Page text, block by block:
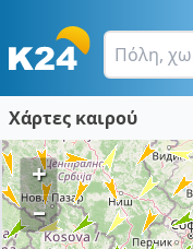
Χάρτες καιρού
+
–